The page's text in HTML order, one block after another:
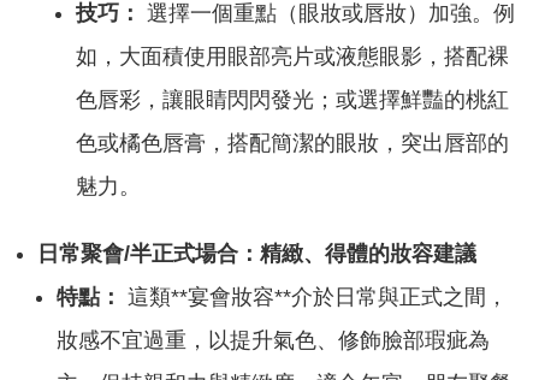
技巧： 選擇一個重點（眼妝或唇妝）加強。例
如，大面積使用眼部亮片或液態眼影，搭配裸
色唇彩，讓眼睛閃閃發光；或選擇鮮豔的桃紅
色或橘色唇膏，搭配簡潔的眼妝，突出唇部的
魅力。
日常聚會/半正式場合：精緻、得體的妝容建議
特點： 這類**宴會妝容**介於日常與正式之間，
妝感不宜過重，以提升氣色、修飾臉部瑕疵為